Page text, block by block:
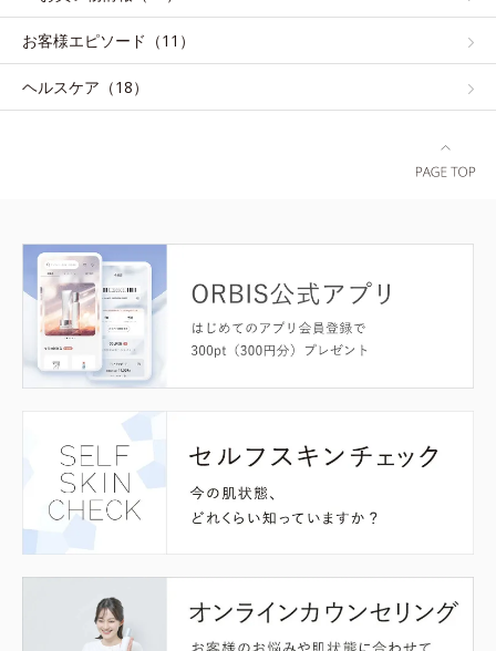
お客様エピソード（11）
ヘルスケア（18）